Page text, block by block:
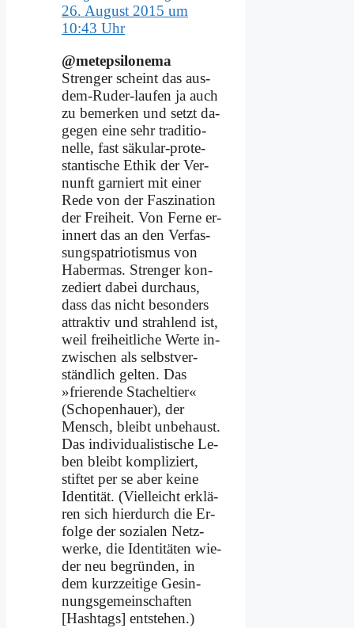
26. August 2015 um
10:43 Uhr
@metepsilonema
Stren­ger scheint das aus-
dem-Ru­der-lau­fen ja auch
zu be­mer­ken und setzt da­
ge­gen ei­ne sehr tra­di­tio­
nel­le, fast sä­ku­lar-pro­te­
stan­ti­sche Ethik der Ver­
nunft gar­niert mit ei­ner
Re­de von der Fas­zi­na­ti­on
der Frei­heit. Von Fer­ne er­
in­nert das an den Ver­fas­
sungs­pa­trio­tis­mus von
Ha­ber­mas. Stren­ger kon­
ze­diert da­bei durch­aus,
dass das nicht be­son­ders
at­trak­tiv und strah­lend ist,
weil frei­heit­li­che Wer­te in­
zwi­schen als selbst­ver­
ständ­lich gel­ten. Das
»frie­ren­de Sta­chel­tier«
(Scho­pen­hau­er), der
Mensch, bleibt un­be­haust.
Das in­di­vi­dua­li­sti­sche Le­
ben bleibt kom­pli­ziert,
stif­tet per se aber kei­ne
Iden­ti­tät. (Viel­leicht er­klä­
ren sich hier­durch die Er­
fol­ge der so­zia­len Netz­
wer­ke, die Iden­ti­tä­ten wie­
der neu be­grün­den, in
dem kurz­zei­ti­ge Ge­sin­
nungs­ge­mein­schaf­ten
[Hash­tags] ent­ste­hen.)